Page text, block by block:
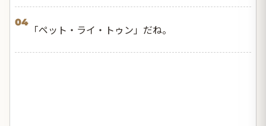
04
「ペット・ライ・トゥン」だね。